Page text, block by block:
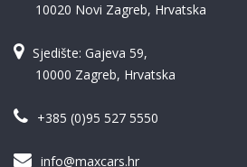
10020 Novi Zagreb, Hrvatska
Sjedište: Gajeva 59,
10000 Zagreb, Hrvatska
+385 (0)95 527 5550
info@maxcars.hr